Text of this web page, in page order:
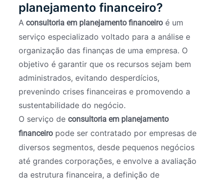
planejamento financeiro?
A consultoria em planejamento financeiro é um
serviço especializado voltado para a análise e
organização das finanças de uma empresa. O
objetivo é garantir que os recursos sejam bem
administrados, evitando desperdícios,
prevenindo crises financeiras e promovendo a
sustentabilidade do negócio.
O serviço deconsultoria em planejamento
financeiro pode ser contratado por empresas de
diversos segmentos, desde pequenos negócios
até grandes corporações, e envolve a avaliação
da estrutura financeira, a definição de